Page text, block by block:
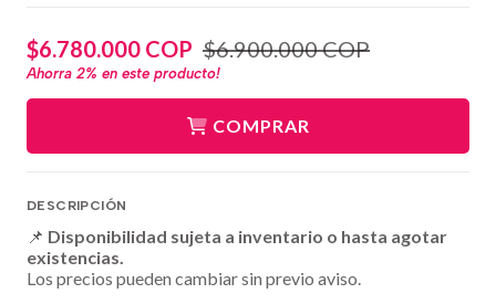
$6.780.000 COP $6.900.000 COP
Ahorra 2% en este producto!
COMPRAR
DESCRIPCIÓN
📌 Disponibilidad sujeta a inventario o hasta agotar
existencias.
Los precios pueden cambiar sin previo aviso.